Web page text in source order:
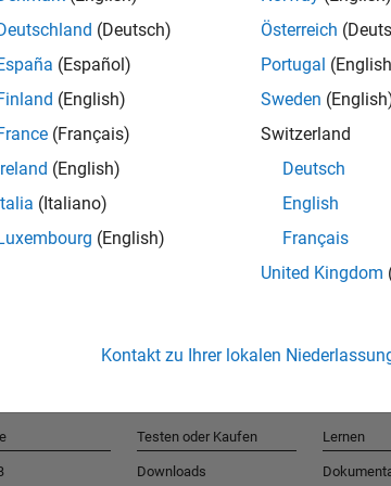
(Deutsch)
(Español)
(English)
(Français)
Ireland (English)
Italia (Italiano)
(English)
Österreich
Portugal
Sweden
Switzerland
Deutsch
English
Français
United Kingdom
Kontakt zu Ihrer lokalen
Testen oder Kaufen
Downloads
Lernen